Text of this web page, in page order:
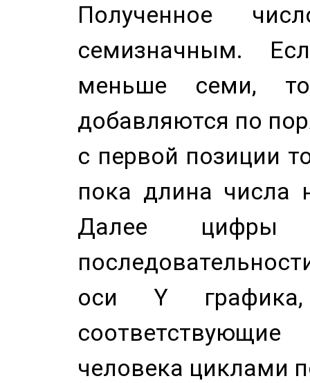
Полученное
семизначным.
меньше семи,
добавляются по
с первой позиции
пока длина числа
Далее цифры
оси Y
человека циклами